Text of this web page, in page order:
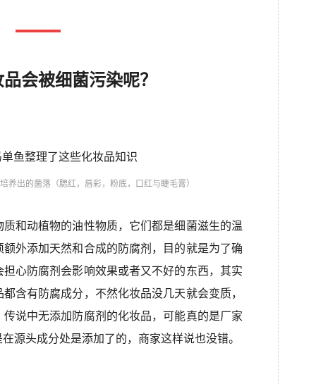
会被细菌污染呢？
出的菌落（腮红，唇彩，粉底，口红与睫毛膏）
和动植物的油性物质，它们都是细菌滋生的温
外添加天然和合成的防腐剂，目的就是为了确
心防腐剂会影响效果或者又不好的东西，其实
含有防腐成分，不然化妆品没几天就会变质，
说中无添加防腐剂的化妆品，可能真的是厂家
源头成分处是添加了的，商家这样说也没错。